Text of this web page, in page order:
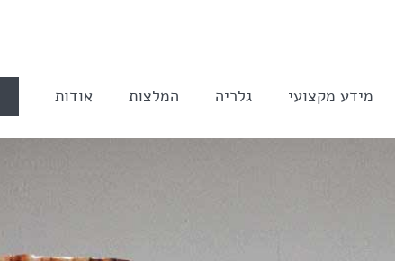
מידע מקצועי גלריה המלצות אודות